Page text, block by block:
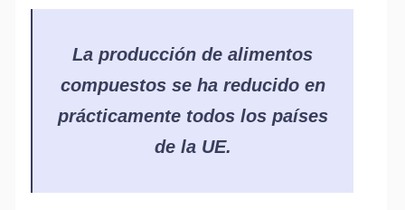
La producción de alimentos
compuestos se ha reducido en
prácticamente todos los países
de la UE.